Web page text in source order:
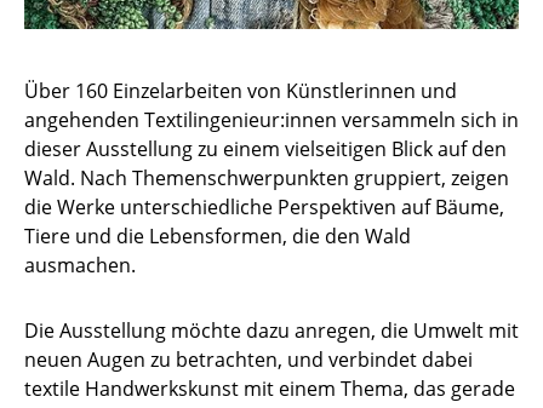
Über 160 Einzelarbeiten von Künstlerinnen und
angehenden Textilingenieur:innen versammeln sich in
dieser Ausstellung zu einem vielseitigen Blick auf den
Wald. Nach Themenschwerpunkten gruppiert, zeigen
die Werke unterschiedliche Perspektiven auf Bäume,
Tiere und die Lebensformen, die den Wald
ausmachen.
Die Ausstellung möchte dazu anregen, die Umwelt mit
neuen Augen zu betrachten, und verbindet dabei
textile Handwerkskunst mit einem Thema, das gerade